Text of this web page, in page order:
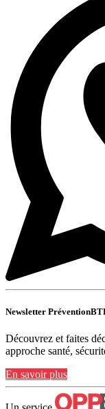
Newsletter
Découvrez et faites
approche santé,
En savoir plus